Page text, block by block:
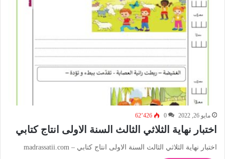
مايو 26, 2022 0 62٬426
اختبار نهاية الثلاثي الثالث السنة الاولى انتاج كتابي
اختبار نهاية الثلاثي الثالث السنة الاولى انتاج كتابي – madrassatii.com